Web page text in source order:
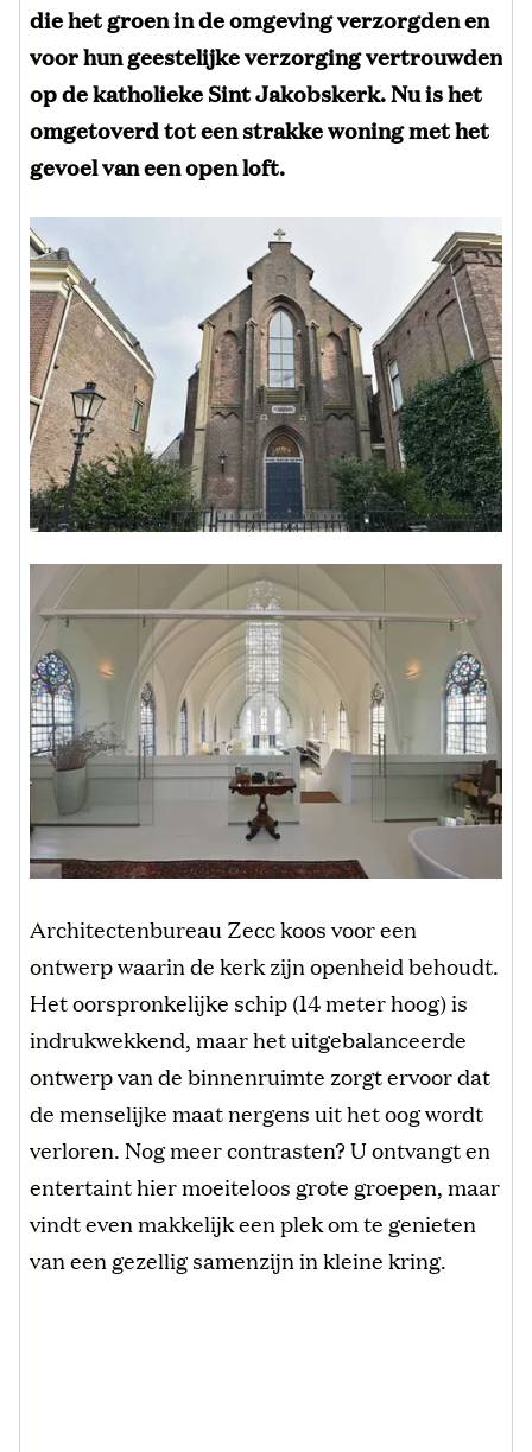
die het groen in de omgeving verzorgden en
voor hun geestelijke verzorging vertrouwden
op de katholieke Sint Jakobskerk. Nu is het
omgetoverd tot een strakke woning met het
gevoel van een open loft.
Architectenbureau Zecc koos voor een
ontwerp waarin de kerk zijn openheid behoudt.
Het oorspronkelijke schip (14 meter hoog) is
indrukwekkend, maar het uitgebalanceerde
ontwerp van de binnenruimte zorgt ervoor dat
de menselijke maat nergens uit het oog wordt
verloren. Nog meer contrasten? U ontvangt en
entertaint hier moeiteloos grote groepen, maar
vindt even makkelijk een plek om te genieten
van een gezellig samenzijn in kleine kring.